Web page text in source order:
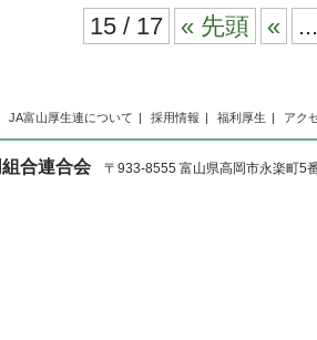
15 / 17 « 先頭 « ...
JA富山厚生連について 採用情報 福利厚生 アク
合連合会 〒933-8555 富山県高岡市永楽町5